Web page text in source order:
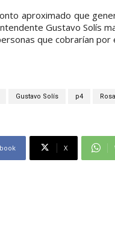
aproximado que
Gustavo Solís
que cobrarían por
Gustavo Solís p4
X